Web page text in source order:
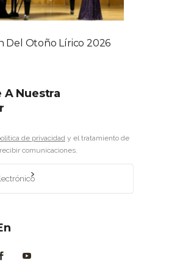
Del Otoño Lírico 2026
A Nuestra
de privacidad y el tratamiento de
comunicaciones.